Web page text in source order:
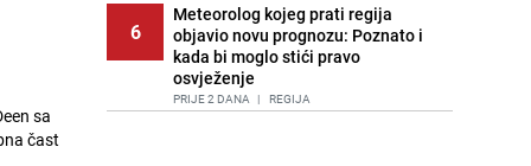
sa
čast
6
Meteorolog kojeg prati regija
objavio novu prognozu: Poznato i
kada bi moglo stići pravo
osvježenje
PRIJE 2 DANA | REGIJA